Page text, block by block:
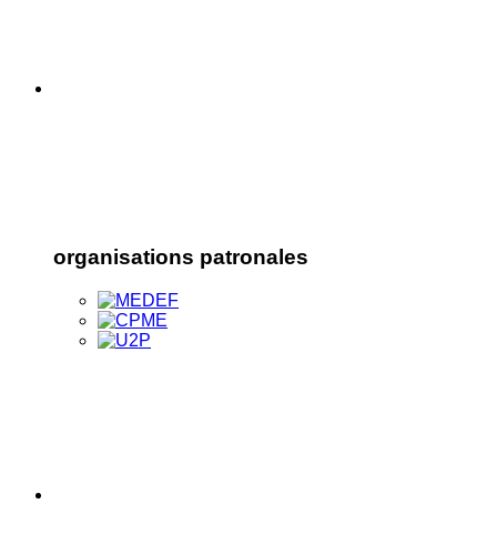
organisations patronales